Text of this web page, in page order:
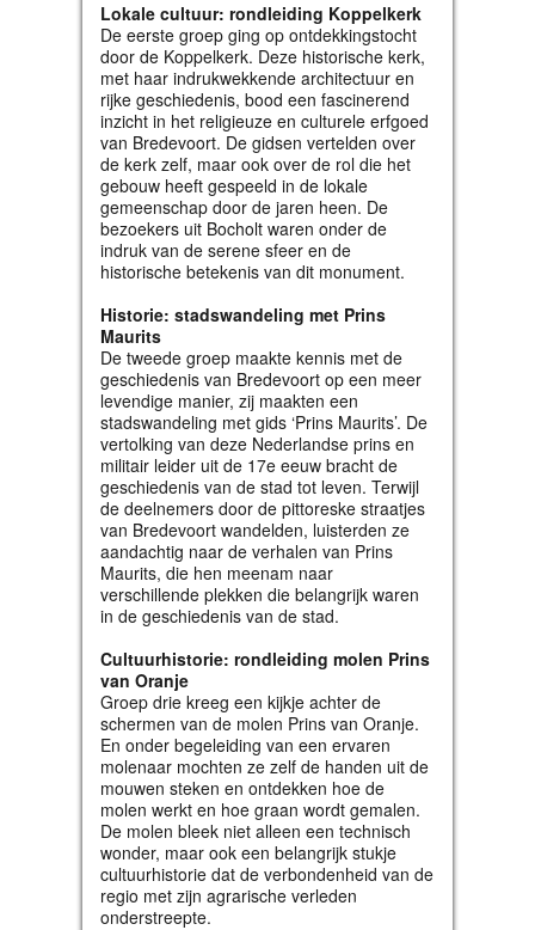
Lokale cultuur: rondleiding Koppelkerk
De eerste groep ging op ontdekkingstocht
door de Koppelkerk. Deze historische kerk,
met haar indrukwekkende architectuur en
rijke geschiedenis, bood een fascinerend
inzicht in het religieuze en culturele erfgoed
van Bredevoort. De gidsen vertelden over
de kerk zelf, maar ook over de rol die het
gebouw heeft gespeeld in de lokale
gemeenschap door de jaren heen. De
bezoekers uit Bocholt waren onder de
indruk van de serene sfeer en de
historische betekenis van dit monument.
Historie: stadswandeling met Prins
Maurits
De tweede groep maakte kennis met de
geschiedenis van Bredevoort op een meer
levendige manier, zij maakten een
stadswandeling met gids ‘Prins Maurits’. De
vertolking van deze Nederlandse prins en
militair leider uit de 17e eeuw bracht de
geschiedenis van de stad tot leven. Terwijl
de deelnemers door de pittoreske straatjes
van Bredevoort wandelden, luisterden ze
aandachtig naar de verhalen van Prins
Maurits, die hen meenam naar
verschillende plekken die belangrijk waren
in de geschiedenis van de stad.
Cultuurhistorie: rondleiding molen Prins
van Oranje
Groep drie kreeg een kijkje achter de
schermen van de molen Prins van Oranje.
En onder begeleiding van een ervaren
molenaar mochten ze zelf de handen uit de
mouwen steken en ontdekken hoe de
molen werkt en hoe graan wordt gemalen.
De molen bleek niet alleen een technisch
wonder, maar ook een belangrijk stukje
cultuurhistorie dat de verbondenheid van de
regio met zijn agrarische verleden
onderstreepte.